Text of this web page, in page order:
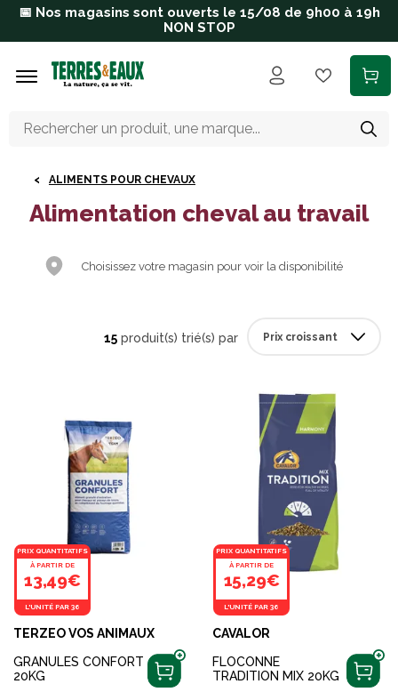
Aller au contenu principal
📅 Nos magasins sont ouverts le 15/08 de 9h00 à 19h
NON STOP
ALIMENTS POUR CHEVAUX
Alimentation cheval au travail
Choisissez votre magasin pour voir la disponibilité
15 produit(s) trié(s) par
PRIX QUANTITATIFS
À PARTIR DE
13,49€
L'UNITÉ PAR 36
TERZEO VOS ANIMAUX
GRANULES CONFORT
20KG
PRIX QUANTITATIFS
À PARTIR DE
15,29€
L'UNITÉ PAR 36
CAVALOR
FLOCONNE
TRADITION MIX 20KG